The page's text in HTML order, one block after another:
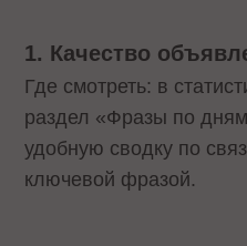
1. Качество
Где смотреть: в
раздел «Фразы по
удобную сводку по
ключевой фразой.